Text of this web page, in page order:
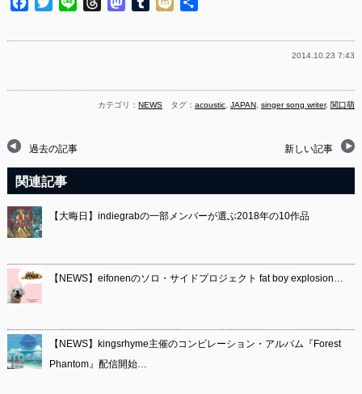
2014.10.23 7:43
カテゴリ：NEWS タグ：acoustic ,JAPAN ,singer song writer, 関口萌
過去の記事 新しい記事
関連記事
【大晦日】indiegrabの一部メンバーが選ぶ2018年の10作品
【NEWS】eifonenのソロ・サイドプロジェクト fat boy explosion…
【NEWS】kingsrhyme主催のコンピレーション・アルバム『Forest
Phantom』配信開始…